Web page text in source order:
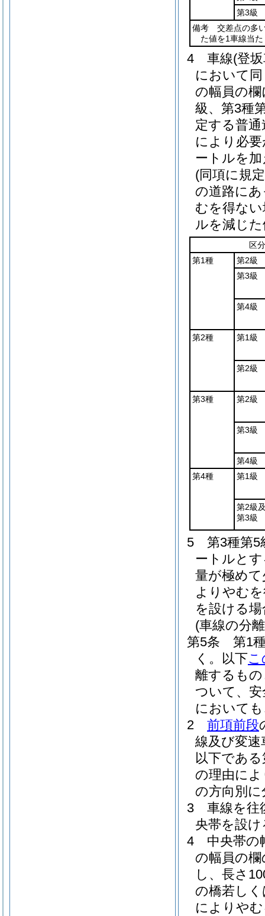
第3級
備考 交差点の多
た値を1車線当
4 車線(登
において
の幅員の
級、第3種
定する普
により必
ートルを
(同項に規
の道路に
むを得な
ルを減じ
区分
第1種
第2級
第3級
第4級
第2種 第1級
第2級
第3種 第2級
第3級
第4級
第4種
第1級
第2級
第3級
5
第3種第5
ートルと
量が極め
よりやむ
を設ける
(車線の分
第5条
第1
く。以下こ
離するも
ついて、
において
2
前項前段
線及び変
以下であ
の理由に
の方向別
3
車線を往
央帯を設
4
中央帯の
の幅員の
し、長さ
の橋若し
によりや